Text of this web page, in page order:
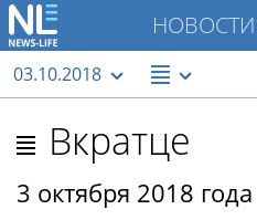
03.10.2018
Вкратце
3 октября 2018 года